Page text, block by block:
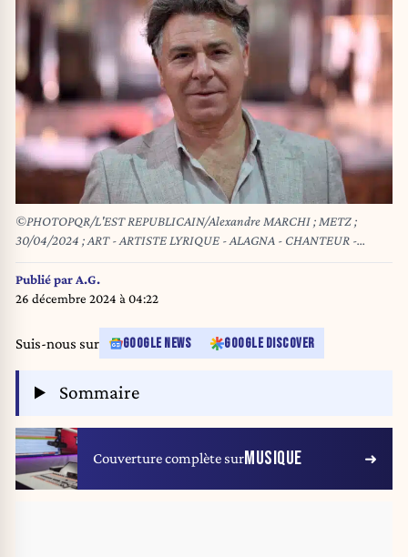
©PHOTOPQR/L'EST REPUBLICAIN/Alexandre MARCHI ; METZ ;
30/04/2024 ; ART - ARTISTE LYRIQUE - ALAGNA - CHANTEUR -
TENOR. Metz 30 avril 2024. Le ténor franco-italien Roberto ALAGNA.
PHOTO Alexandre MARCHI.
Publié parA.G.
26 décembre 2024 à 04:22
Suis-nous sur GOOGLE NEWS GOOGLE DISCOVER
Sommaire
Couverture complète surMUSIQUE